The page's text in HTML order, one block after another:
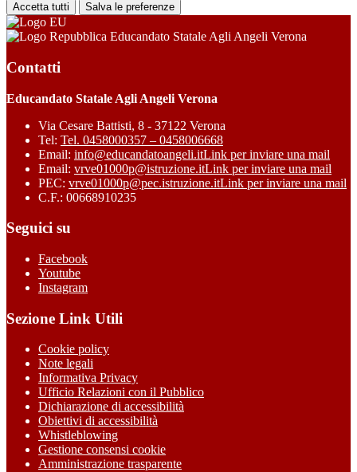
Accetta tutti Salva le preferenze
Educandato Statale Agli Angeli Verona
Contatti
Educandato Statale Agli Angeli Verona
Via Cesare Battisti, 8 - 37122 Verona
Tel: Tel. 0458000357 – 0458006668
Email: info@educandatoangeli.itLink per inviare una mail
Email: vrve01000p@istruzione.itLink per inviare una mail
PEC: vrve01000p@pec.istruzione.itLink per inviare una mail
C.F.: 00668910235
Seguici su
Facebook
Youtube
Instagram
Sezione Link Utili
Cookie policy
Note legali
Informativa Privacy
Ufficio Relazioni con il Pubblico
Dichiarazione di accessibilità
Obiettivi di accessibilità
Whistleblowing
Gestione consensi cookie
Amministrazione trasparente